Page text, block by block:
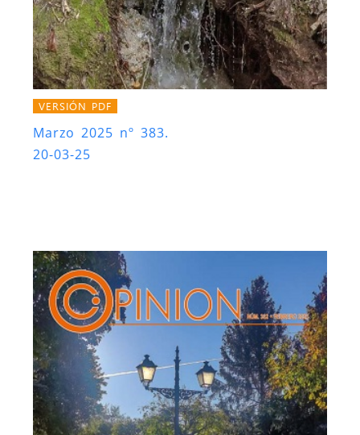
VERSIÓN PDF
Marzo 2025 nº 383.
20-03-25